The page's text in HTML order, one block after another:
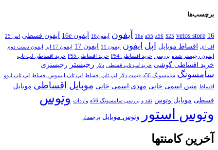
برچسب‌ها
16
16e a55 a56 S25 vetos store آیفون آیفون16 آیفون 16e آیفون قسطی
اس 25
اف ای
اقساط موبایل اپل ایفون ایفون 11 ایفون 17 ایفون 17 ایر
ایفون دست دوم
ایفون رجیستر شده بررسی خرید اقساطی PS4 خرید اقساطی PS5 خرید اقساطی لپ تاپ
خرید اقساطی گوشی خرید لپ تاپ قسطی دلار رجیستر رجیستری
سامسونگ سامسونگ a56 قیمت دلار لپ تاپ اقساط لپ تاپ ایسوس اقساط لپ تاپ لنوو
اقساط متین اسمی خانی مهدی اسمی خانی موبایل اقساطی موبایل
قسطی موبایل وتوس نقد و بررسی سامسونگ a56 واردات وتوس
وتوس استور وتوس موبایل پرچمدار
آخرین کامنتها